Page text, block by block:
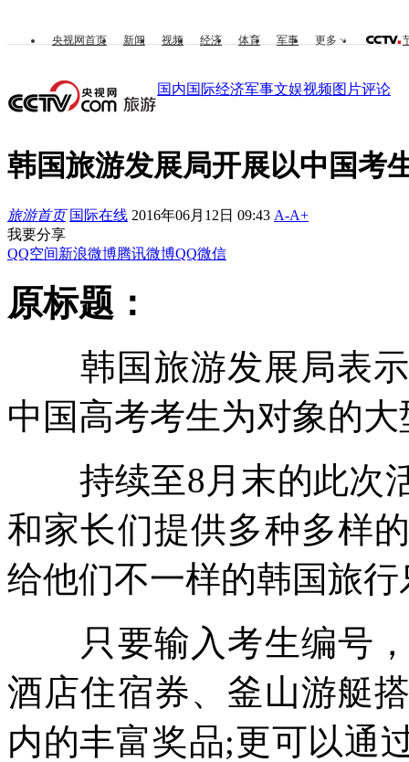
央视网首页 新闻 视频 经济 体育 军事 更多
国内国际经济军事文娱视频图片评论
韩国旅游发展局开展以中国考
旅游首页 国际在线 2016年06月12日 09:43 A-A+
我要分享
QQ空间新浪微博腾讯微博QQ微信
原标题：
韩国旅游发展局表示
中国高考考生为对象的
持续至8月末的此次活
和家长们提供多种多样
给他们不一样的韩国旅行
只要输入考生编号，
酒店住宿券、釜山游艇
内的丰富奖品;更可以通